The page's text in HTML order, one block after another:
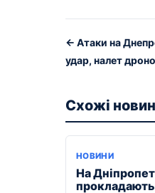
← Атаки на
удар, налет
Схожі
НОВИНИ
На